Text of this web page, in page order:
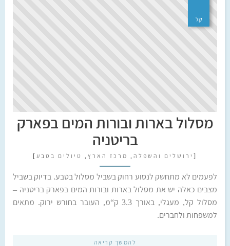
קל
מסלול בארות ובורות המים בפארק
בריטניה
[ ירושלים והשפלה , מרכז הארץ , טיולים בטבע ]
לפעמים לא מתחשק לנסוע רחוק בשביל מסלול בטבע. בדיוק בשביל
מצבים כאלה יש את מסלול בארות ובורות המים בפארק בריטניה –
מסלול קל, מעגלי, באורך 3.3 ק“מ, העובר בחורש ירוק. מתאים
למשפחות ולחברים.
להמשך קריאה